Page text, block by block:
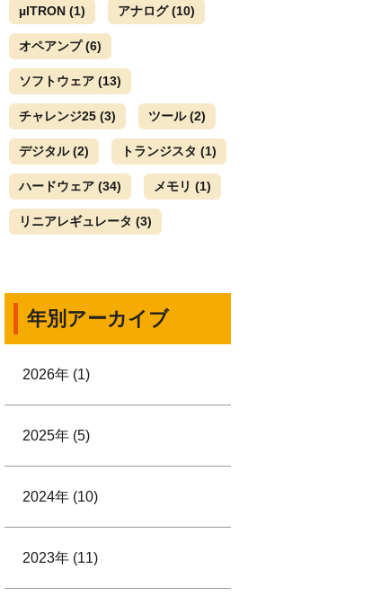
µITRON(1) アナログ(10)
オペアンプ(6)
ソフトウェア(13)
チャレンジ25(3) ツール(2)
デジタル(2) トランジスタ (1)
ハードウェア(34) メモリ (1)
リニアレギュレータ (3)
年別アーカイブ
2026年 (1)
2025年 (5)
2024年 (10)
2023年 (11)